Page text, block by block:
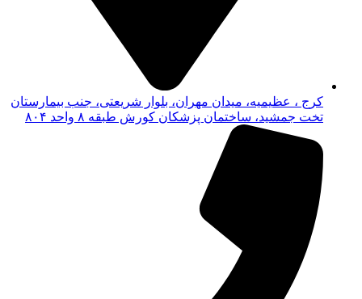
کرج ، عظیمیه، میدان مهران، بلوار شریعتی، جنب بیمارستان
تخت جمشید، ساختمان پزشکان کورش طبقه ۸ واحد ۸۰۴